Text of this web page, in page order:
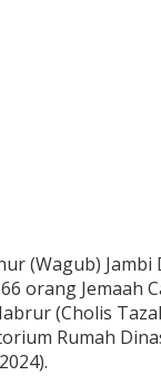
(Wagub) Jambi
orang Jemaah
(Cholis
Rumah